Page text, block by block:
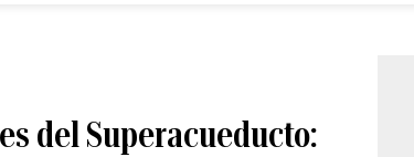
del Superacueducto: